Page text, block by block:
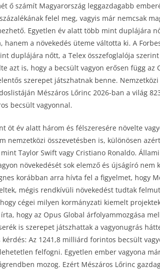
ő számít Magyarország leggazdagabb
felel meg, vagyis már nemcsak
Egyetlen év alatt több mint duplájára
hanem a növekedés üteme váltotta ki. A
duplájára nőtt, a Telex összefoglalója szerint
azt is, hogy a becsült vagyon erősen függ az
szerepet játszhatnak benne.
Mészáros Lőrinc 2026-ban a világ
becsült vagyonnal.
öt év alatt három és félszeresére növelte
nemzetközi összevetésben is, különösen
Taylor Swift vagy Cristiano Ronaldo.
növekedését sok elemző és újságíró nem
korábban arra hívta fel a figyelmet, hogy
mégis rendkívüli növekedést tudtak
cégei milyen kormányzati kiemelt
hogy az Opus Global árfolyammozgása
is szerepet játszhattak a vagyonugrás
Az 1241,8 milliárd forintos becsült
felfogni. Egyetlen ember vagyona
mozog. Ezért Mészáros Lőrinc